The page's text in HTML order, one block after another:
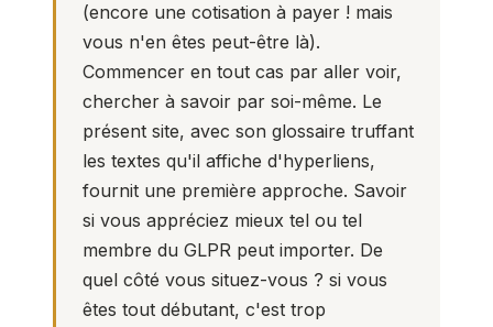
(encore une cotisation à payer ! mais
vous n'en êtes peut-être là).
Commencer en tout cas par aller voir,
chercher à savoir par soi-même. Le
présent site, avec son glossaire truffant
les textes qu'il affiche d'hyperliens,
fournit une première approche. Savoir
si vous appréciez mieux tel ou tel
membre du GLPR peut importer. De
quel côté vous situez-vous ? si vous
êtes tout débutant, c'est trop